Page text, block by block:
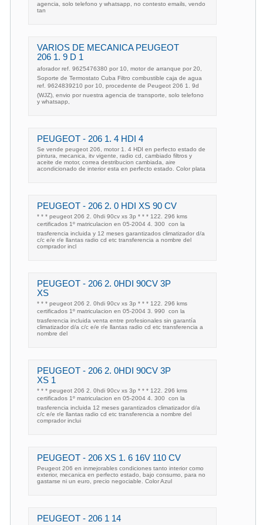
agencia, solo telefono y whatsapp, no contesto emails, vendo
tan
VARIOS DE MECANICA PEUGEOT
206 1. 9 D 1
aforador ref. 9625476380 por 10, motor de arranque por 20,
Soporte de Termostato Cuba Filtro combustible caja de agua
ref. 9624839210 por 10, procedente de Peugeot 206 1. 9d
(WJZ), envio por nuestra agencia de transporte, solo telefono
y whatsapp,
PEUGEOT - 206 1. 4 HDI 4
Se vende peugeot 206, motor 1. 4 HDI en perfecto estado de
pintura, mecanica, itv vigente, radio cd, cambiado filtros y
aceite de motor, correa destribucion cambiada, aire
acondicionado de interior esta en perfecto estado. Color plata
PEUGEOT - 206 2. 0 HDI XS 90 CV
* * * peugeot 206 2. 0hdi 90cv xs 3p * * * 122. 296 kms
certificados 1º matriculacion en 05-2004 4. 300  con la
trasferencia incluida y 12 meses garantizados climatizador d/a
c/c e/e r/e llantas radio cd etc transferencia a nombre del
comprador incl
PEUGEOT - 206 2. 0HDI 90CV 3P
XS
* * * peugeot 206 2. 0hdi 90cv xs 3p * * * 122. 296 kms
certificados 1º matriculacion en 05-2004 3. 990  con la
trasferencia incluida venta entre profesionales sin garantía
climatizador d/a c/c e/e r/e llantas radio cd etc transferencia a
nombre del
PEUGEOT - 206 2. 0HDI 90CV 3P
XS 1
* * * peugeot 206 2. 0hdi 90cv xs 3p * * * 122. 296 kms
certificados 1º matriculacion en 05-2004 4. 300  con la
trasferencia incluida 12 meses garantizados climatizador d/a
c/c e/e r/e llantas radio cd etc transferencia a nombre del
comprador inclui
PEUGEOT - 206 XS 1. 6 16V 110 CV
Peugeot 206 en inmejorables condiciones tanto interior como
exterior, mecanica en perfecto estado, bajo consumo, para no
gastarse ni un euro, precio negociable. Color Azul
PEUGEOT - 206 1 14